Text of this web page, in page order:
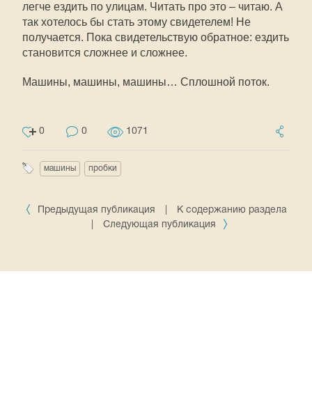
легче ездить по улицам. Читать про это – читаю. А
так хотелось бы стать этому свидетелем! Не
получается. Пока свидетельствую обратное: ездить
становится сложнее и сложнее.
Машины, машины, машины… Сплошной поток.
0 0 1071
машины пробки
Предыдущая публикация
К содержанию раздела
Следующая публикация